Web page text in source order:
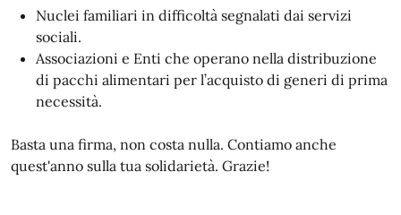
Nuclei familiari in difficoltà segnalati dai servizi
sociali.
Associazioni e Enti che operano nella distribuzione
di pacchi alimentari per l’acquisto di generi di prima
necessità.
Basta una firma, non costa nulla. Contiamo anche
quest'anno sulla tua solidarietà. Grazie!